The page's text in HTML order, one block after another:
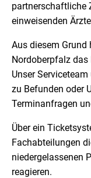
partnerschaftliche
einweisenden
Aus diesem Grund
Nordoberpfalz das
Unser
zu Befunden oder
Terminanfragen
Über ein
Fachabteilungen
niedergelassenen
reagieren.